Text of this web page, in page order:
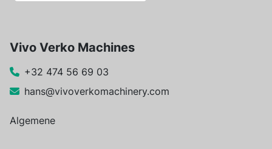
Vivo Verko Machines
+32 474 56 69 03
hans@vivoverkomachinery.com
Algemene